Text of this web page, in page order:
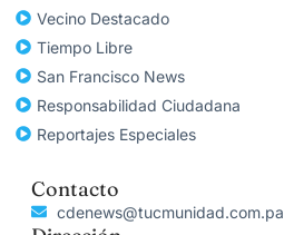
Vecino Destacado
Tiempo Libre
San Francisco News
Responsabilidad Ciudadana
Reportajes Especiales
Contacto
cdenews@tucmunidad.com.pa